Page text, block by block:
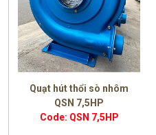
Quạt hút thổi sò nhôm
QSN 7,5HP
Code: QSN 7,5HP